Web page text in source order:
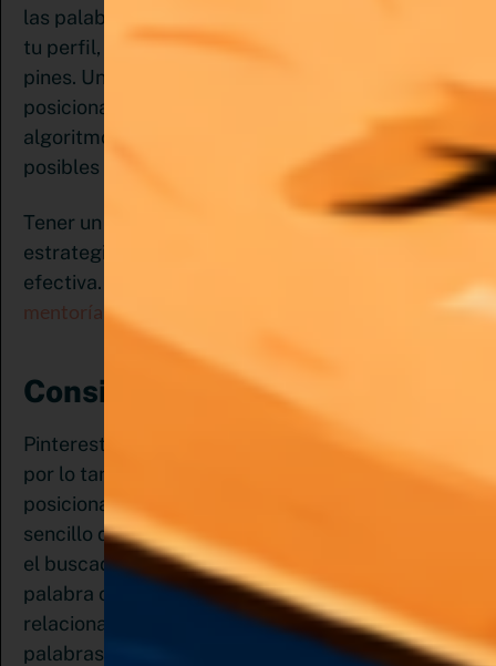
las palabras claves en tu nombre, descripción de
tu perfil, nombre y descripción de tus tableros y
pines. Un perfil optimizado te ayudará en el
posicionamiento de tu contenido y ayudará al
algoritmo a saber qué mostrarle a tu audiencia o
posibles clientes.
Tener un perfil optimizado es la base para que tu
estrategia en Pinterest pueda llegar a ser
efectiva. ¿Necesitas ayuda?
mentoría estratégica
Consigue las Palabras claves:
Pinterest es un buscador, similar al de Google,
por lo tanto, requiere de palabras claves para
posicionar un contenido. Lo bueno es que es
sencillo que es conseguirlas. Solo con ingresar en
el buscador de tu cuenta Pinterest y escribir tu
palabra clave, generará una lista de palabras
relacionadas y de allí puedes crear tu lista de
palabras clave.